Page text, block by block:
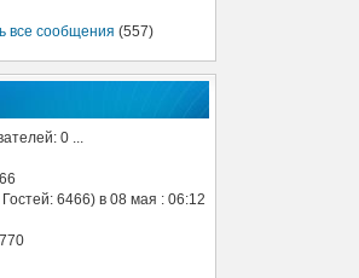
все сообщения (557)
0 ...
6466) в 08 мая : 06:12